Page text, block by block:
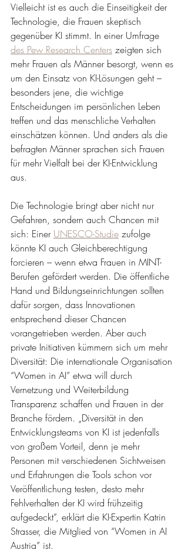
Vielleicht ist es auch die Einseitigkeit der
Technologie, die Frauen skeptisch
gegenüber KI stimmt. In einer Umfrage
des Pew Research Centers zeigten sich
mehr Frauen als Männer besorgt, wenn es
um den Einsatz von KI-Lösungen geht –
besonders jene, die wichtige
Entscheidungen im persönlichen Leben
treffen und das menschliche Verhalten
einschätzen können. Und anders als die
befragten Männer sprachen sich Frauen
für mehr Vielfalt bei der KI-Entwicklung
aus.
Die Technologie bringt aber nicht nur
Gefahren, sondern auch Chancen mit
sich: Einer UNESCO-Studie zufolge
könnte KI auch Gleichberechtigung
forcieren – wenn etwa Frauen in MINT-
Berufen gefördert werden. Die öffentliche
Hand und Bildungseinrichtungen sollten
dafür sorgen, dass Innovationen
entsprechend dieser Chancen
vorangetrieben werden. Aber auch
private Initiativen kümmern sich um mehr
Diversität: Die internationale Organisation
“Women in AI” etwa will durch
Vernetzung und Weiterbildung
Transparenz schaffen und Frauen in der
Branche fördern. „Diversität in den
Entwicklungsteams von KI ist jedenfalls
von großem Vorteil, denn je mehr
Personen mit verschiedenen Sichtweisen
und Erfahrungen die Tools schon vor
Veröffentlichung testen, desto mehr
Fehlverhalten der KI wird frühzeitig
aufgedeckt”, erklärt die KI-Expertin Katrin
Strasser, die Mitglied von “Women in AI
Austria” ist.